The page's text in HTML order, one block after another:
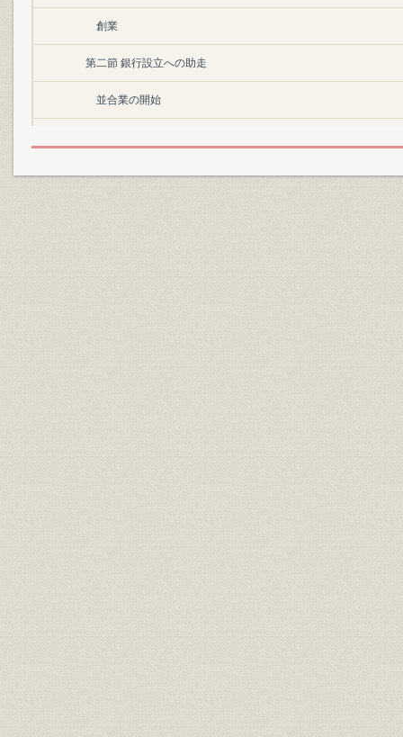
創業
第二節 銀行設立への助走
並合業の開始
住友家と銀行制度
第三節 銀行創設の機運
銀行創設の機運
住友家の新体制
岡素男の意見書
上村喜平の意見書
第四節 尾道会議
尾道会議の開催
銀行創設の決議
第二章 個人営業時代
第一節 創業後の業績発展
波乱のなかへの船出
逸見銀行の救済と整理
第二節 営業基盤の確立
店舗の増設
泉屋銀行の買収